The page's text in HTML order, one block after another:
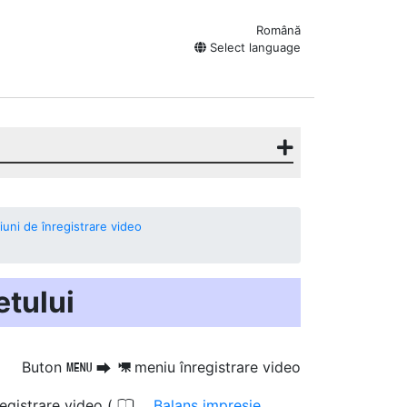
Română
Select language
de înregistrare video
Buton G U 1 meniu înregistrare video